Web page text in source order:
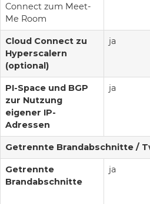
Connect zum Meet-
Me Room
Cloud Connect zu
Hyperscalern
(optional)
ja
PI-Space und BGP
zur Nutzung
eigener IP-
Adressen
ja
Getrennte Brandabschnitte /
Getrennte
Brandabschnitte
ja